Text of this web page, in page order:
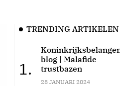
TRENDING ARTIKELEN
1.
blog | Malafide
trustbazen
28 JANUARI 2024